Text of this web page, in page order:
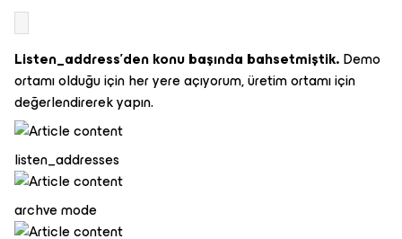
Listen_address'den konu başında bahsetmiştik.Demo
ortamı olduğu için her yere açıyorum, üretim ortamı için
değerlendirerek yapın.
listen_addresses
archve mode